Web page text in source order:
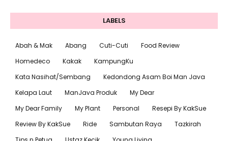
LABELS
Abah & Mak Abang Cuti-Cuti
Food Review
Homedeco
Kakak
KampungKu
Kata Nasihat/Sembang
Kedondong Asam Boi Man Java
Kelapa Laut
ManJava Produk
My Dear
My Dear Family
My Plant Personal
Resepi By KakSue
Review By KakSue
Ride Sambutan Raya
Tazkirah